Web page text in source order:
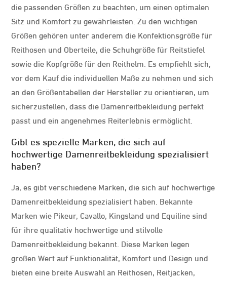
die passenden Größen zu beachten, um einen optimalen
Sitz und Komfort zu gewährleisten. Zu den wichtigen
Größen gehören unter anderem die Konfektionsgröße für
Reithosen und Oberteile, die Schuhgröße für Reitstiefel
sowie die Kopfgröße für den Reithelm. Es empfiehlt sich,
vor dem Kauf die individuellen Maße zu nehmen und sich
an den Größentabellen der Hersteller zu orientieren, um
sicherzustellen, dass die Damenreitbekleidung perfekt
passt und ein angenehmes Reiterlebnis ermöglicht.
Gibt es spezielle Marken, die sich auf
hochwertige Damenreitbekleidung spezialisiert
haben?
Ja, es gibt verschiedene Marken, die sich auf hochwertige
Damenreitbekleidung spezialisiert haben. Bekannte
Marken wie Pikeur, Cavallo, Kingsland und Equiline sind
für ihre qualitativ hochwertige und stilvolle
Damenreitbekleidung bekannt. Diese Marken legen
großen Wert auf Funktionalität, Komfort und Design und
bieten eine breite Auswahl an Reithosen, Reitjacken,